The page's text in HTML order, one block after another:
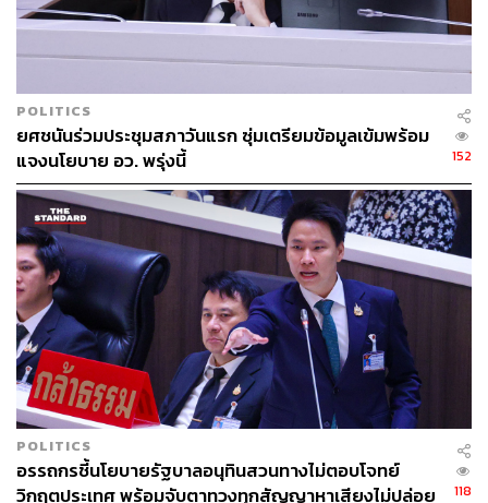
POLITICS
ยศชนันร่วมประชุมสภาวันแรก ซุ่มเตรียมข้อมูลเข้มพร้อม
แจงนโยบาย อว. พรุ่งนี้
152
POLITICS
อรรถกรชี้นโยบายรัฐบาลอนุทินสวนทางไม่ตอบโจทย์
วิกฤตประเทศ พร้อมจับตาทวงทุกสัญญาหาเสียงไม่ปล่อย
118